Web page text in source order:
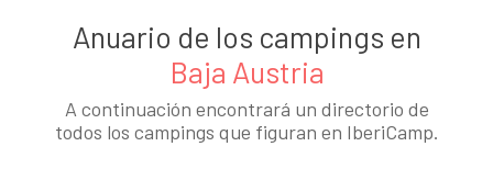
Anuario de los campings en
Baja Austria
A continuación encontrará un directorio de
todos los campings que figuran en IberiCamp.